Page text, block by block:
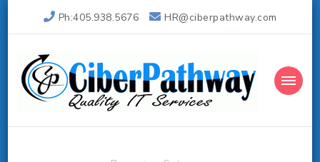
Ph:405.938.5676 HR@ciberpathway.com
Ciber Pathway Inc